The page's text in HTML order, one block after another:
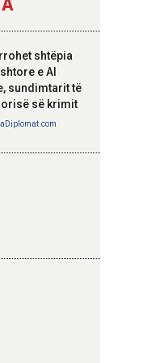
me
të lartë të
i
për
shtëpia
e Al
sundimtarit të
së krimit